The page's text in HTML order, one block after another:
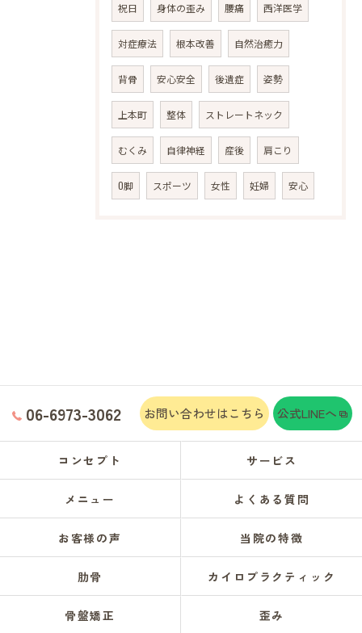
祝日 身体の歪み 腰痛 西洋医学
対症療法 根本改善 自然治癒力
背骨 安心安全 後遺症 姿勢
上本町 整体 ストレートネック
むくみ 自律神経 産後 肩こり
O脚 スポーツ 女性 妊婦 安心
06-6973-3062 お問い合わせはこちら 公式LINEへ
コンセプト サービス
メニュー よくある質問
お客様の声 当院の特徴
肋骨 カイロプラクティック
骨盤矯正 歪み